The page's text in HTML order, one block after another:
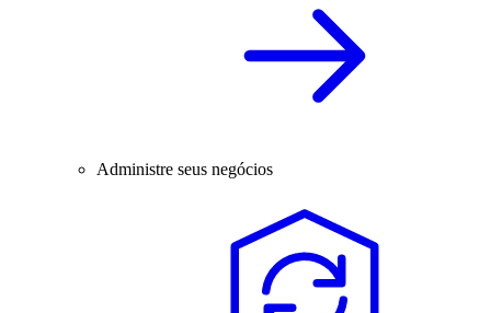
Administre seus negócios